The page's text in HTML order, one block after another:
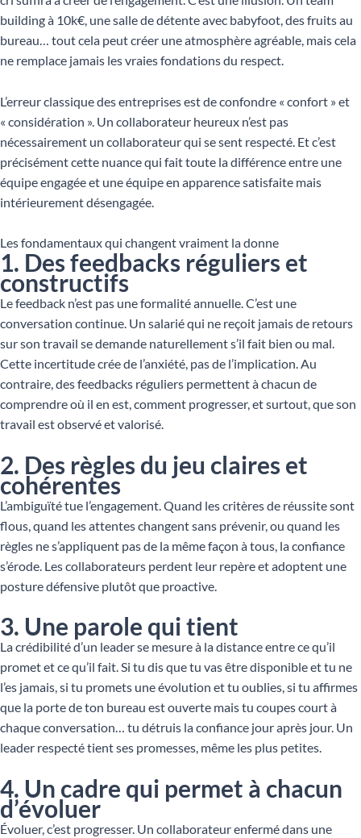
building à 10k€, une salle de détente avec babyfoot, des fruits au
bureau… tout cela peut créer une atmosphère agréable, mais cela
ne remplace jamais les vraies fondations du respect.
L’erreur classique des entreprises est de confondre « confort » et
« considération ». Un collaborateur heureux n’est pas
nécessairement un collaborateur qui se sent respecté. Et c’est
précisément cette nuance qui fait toute la différence entre une
équipe engagée et une équipe en apparence satisfaite mais
intérieurement désengagée.
Les fondamentaux qui changent vraiment la donne
1. Des feedbacks réguliers et
constructifs
Le feedback n’est pas une formalité annuelle. C’est une
conversation continue. Un salarié qui ne reçoit jamais de retours
sur son travail se demande naturellement s’il fait bien ou mal.
Cette incertitude crée de l’anxiété, pas de l’implication. Au
contraire, des feedbacks réguliers permettent à chacun de
comprendre où il en est, comment progresser, et surtout, que son
travail est observé et valorisé.
2. Des règles du jeu claires et
cohérentes
L’ambiguïté tue l’engagement. Quand les critères de réussite sont
flous, quand les attentes changent sans prévenir, ou quand les
règles ne s’appliquent pas de la même façon à tous, la confiance
s’érode. Les collaborateurs perdent leur repère et adoptent une
posture défensive plutôt que proactive.
3. Une parole qui tient
La crédibilité d’un leader se mesure à la distance entre ce qu’il
promet et ce qu’il fait. Si tu dis que tu vas être disponible et tu ne
l’es jamais, si tu promets une évolution et tu oublies, si tu affirmes
que la porte de ton bureau est ouverte mais tu coupes court à
chaque conversation… tu détruis la confiance jour après jour. Un
leader respecté tient ses promesses, même les plus petites.
4. Un cadre qui permet à chacun
d’évoluer
Évoluer, c’est progresser. Un collaborateur enfermé dans une